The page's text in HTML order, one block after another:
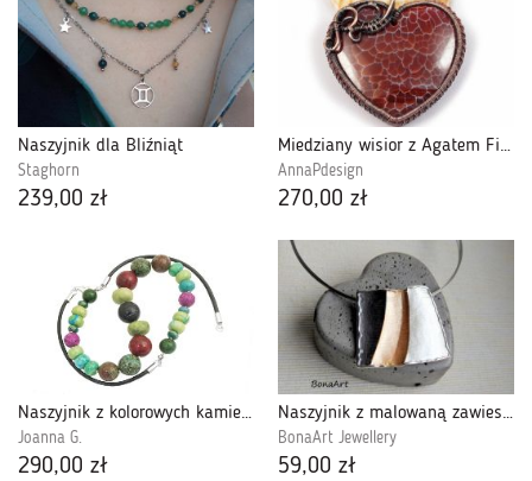
Naszyjnik dla Bliźniąt
Staghorn
239,00 zł
Miedziany wisior z Agatem Fire Ognistym serce
AnnaPdesign
270,00 zł
Naszyjnik z kolorowych kamieni srebro 925
Joanna G.
290,00 zł
Naszyjnik z malowaną zawieszką "3 kolory"
BonaArt Jewellery
59,00 zł